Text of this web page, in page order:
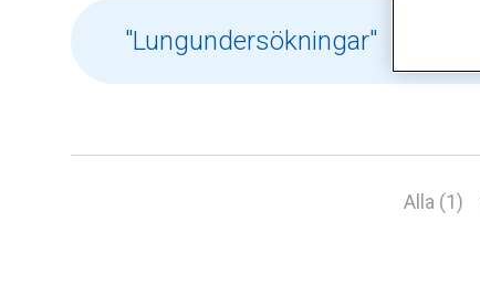
Alla (1)